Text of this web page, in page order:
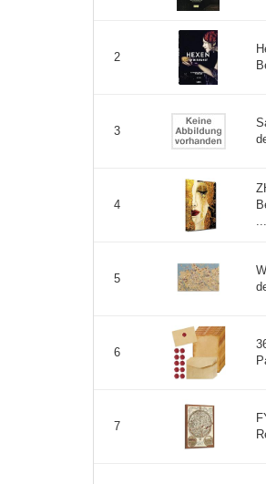
2
3
4
...
5
6
7